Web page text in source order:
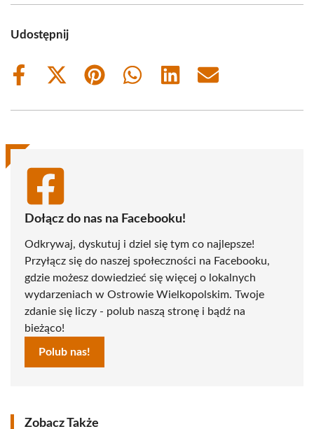
Udostępnij
Share
Share
(Twitter)
Share
Share
Share
Share
Dołącz do nas na Facebooku!
Odkrywaj, dyskutuj i dziel się tym co najlepsze!
Przyłącz się do naszej społeczności na Facebooku,
gdzie możesz dowiedzieć się więcej o lokalnych
wydarzeniach w Ostrowie Wielkopolskim. Twoje
zdanie się liczy - polub naszą stronę i bądź na
bieżąco!
Polub nas!
Zobacz Także